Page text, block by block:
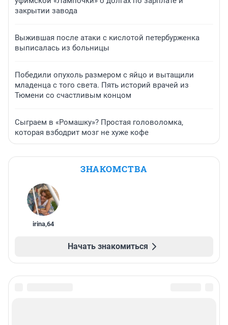
закрытии завода
Выжившая после атаки с кислотой петербурженка
выписалась из больницы
Победили опухоль размером с яйцо и вытащили
младенца с того света. Пять историй врачей из
Тюмени со счастливым концом
Сыграем в «Ромашку»? Простая головоломка,
которая взбодрит мозг не хуже кофе
ЗНАКОМСТВА
irina,64
Начать знакомиться